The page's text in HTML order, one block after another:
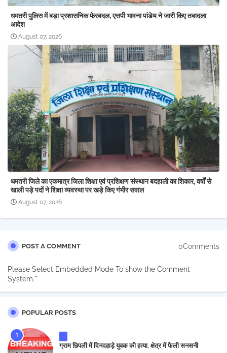
धमतरी पुलिस में बड़ा प्रशासनिक फेरबदल, एसपी भावना पांडेय ने जारी किए तबादला
आदेश
August 07, 2026
धमतरी जिले का एकमात्र जिला शिक्षा एवं प्रशिक्षण संस्थान बदहाली का शिकार, वर्षों से
खाली पड़े पदों ने शिक्षा व्यवस्था पर खड़े किए गंभीर सवाल
August 07, 2026
POST A COMMENT 0Comments
Please Select Embedded Mode To show the Comment
System.*
POPULAR POSTS
ग्राम छिपली में दिनदहाड़े युवक की हत्या, क्षेत्र में फैली सनसनी